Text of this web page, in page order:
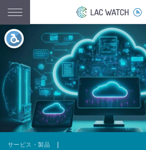
サービス・製品 |